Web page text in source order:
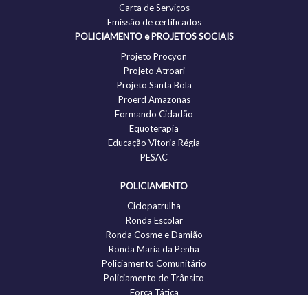
Carta de Serviços
Emissão de certificados
POLICIAMENTO e PROJETOS SOCIAIS
Projeto Procyon
Projeto Atroari
Projeto Santa Bola
Proerd Amazonas
Formando Cidadão
Equoterapia
Educação Vitoria Régia
PESAC
POLICIAMENTO
Ciclopatrulha
Ronda Escolar
Ronda Cosme e Damião
Ronda Maria da Penha
Policiamento Comunitário
Policiamento de Trânsito
Força Tática